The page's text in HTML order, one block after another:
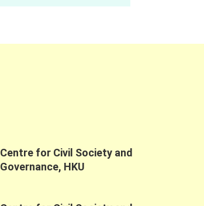
Centre for Civil Society and
Governance, HKU